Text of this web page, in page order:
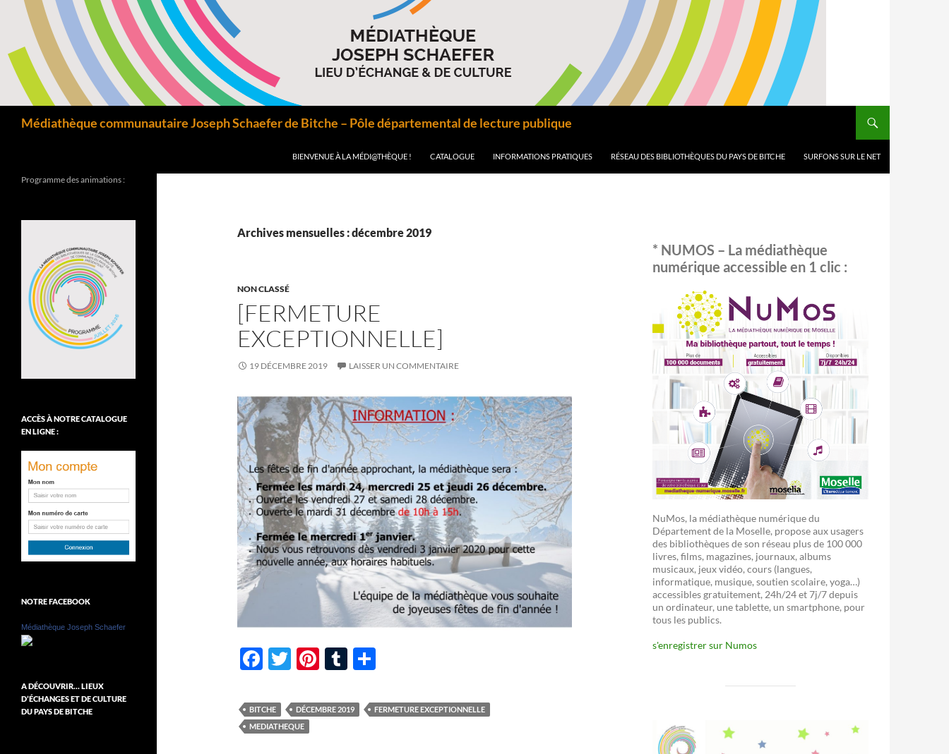
contenu
Médiathèque communautaire Joseph Schaefer de Bitche – Pôle départemental de lecture publique
BIENVENUE À LA MÉDI@THÈQUE ! CATALOGUE INFORMATIONS PRATIQUES RÉSEAU DES BIBLIOTHÈQUES DU PAYS DE BITCHE SURFONS SUR LE NET
Archives mensuelles : décembre 2019
NON CLASSÉ
[FERMETURE
EXCEPTIONNELLE]
19 DÉCEMBRE 2019 LAISSER UN COMMENTAIRE
F
e
b
T
itt
er
Pi
er
es
T
m
bl
ta
g
BITCHE DÉCEMBRE 2019
FERMETURE EXCEPTIONNELLE
MEDIATHEQUE
* NUMOS – La médiathèque
numérique accessible en 1 clic :
NuMos, la médiathèque numérique du
Département de la Moselle, propose aux usagers
des bibliothèques de son réseau plus de 100 000
livres, films, magazines, journaux, albums
musicaux, jeux vidéo, cours (langues,
informatique, musique, soutien scolaire, yoga…)
accessibles gratuitement, 24h/24 et 7j/7 depuis
un ordinateur, une tablette, un smartphone, pour
tous les publics.
s'enregistrer sur Numos
Programme des animations :
ACCÈS À NOTRE CATALOGUE
EN LIGNE :
NOTRE FACEBOOK
Médiathèque Joseph Schaefer
A DÉCOUVRIR… LIEUX
D’ÉCHANGES ET DE CULTURE
DU PAYS DE BITCHE